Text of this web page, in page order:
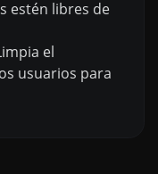
estén libres de
el
usuarios para